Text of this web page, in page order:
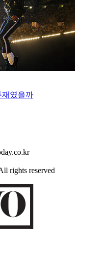
재였을까
rights reserved